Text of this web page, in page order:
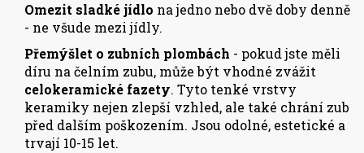
Omezit sladké jídlo na jedno nebo dvě doby denně
- ne všude mezi jídly.
Přemýšlet o zubních plombách - pokud jste měli
díru na čelním zubu, může být vhodné zvážit
celokeramické fazety. Tyto tenké vrstvy
keramiky nejen zlepší vzhled, ale také chrání zub
před dalším poškozením. Jsou odolné, estetické a
trvají 10-15 let.